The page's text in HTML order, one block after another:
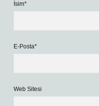
İsim*
E-Posta*
Web Sitesi